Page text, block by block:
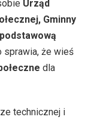
Urząd
Gminny
sprawia, że wieś
dla
technicznej i